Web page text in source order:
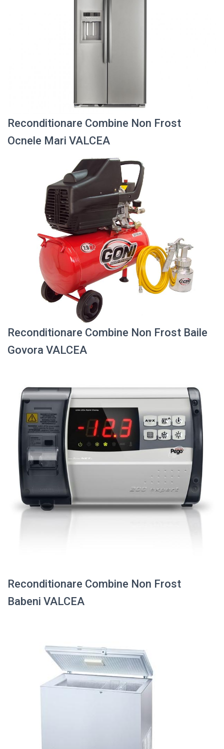
Reconditionare Combine Non Frost
Ocnele Mari VALCEA
Reconditionare Combine Non Frost Baile
Govora VALCEA
Reconditionare Combine Non Frost
Babeni VALCEA